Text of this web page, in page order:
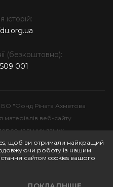
історій:
(безкоштовно):
001
"Фонд Ріната Ахметова
веб-сайту
даних
власність
щоб ви отримали найкращий
роботу із нашим
сайтом cookies вашого